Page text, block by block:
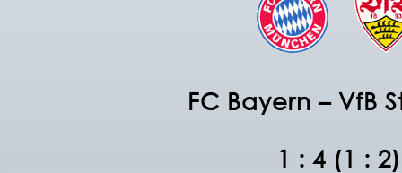
FC Bayern – VfB
1 : 4 (1 : 2)